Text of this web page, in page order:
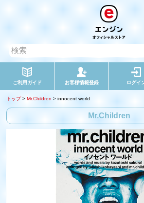
ご利用ガイド お客様情報登録 ログイ
トップ>Mr.Children> innocent world
Mr.Children